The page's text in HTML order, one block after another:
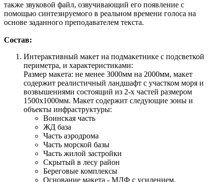
также звуковой файл, озвучивающий его появление с
помощью синтезируемого в реальном времени голоса на
основе заданного преподавателем текста.
Состав:
Интерактивный макет на подмакетнике с подсветкой
периметра, и характеристиками:
Размер макета: не менее 3000мм на 2000мм, макет
содержит реалистичный ландшафт с участком моря и
возвышениями состоящий из 2-х частей размером
1500х1000мм. Макет содержит следующие зоны и
объекты инфраструктуры:
Воинская часть
ЖД база
Часть аэродрома
Часть морской базы
Часть жилой застройки
Скрытый в лесу район
Береговые комплексы
Основание макета - МДФ с усилением.